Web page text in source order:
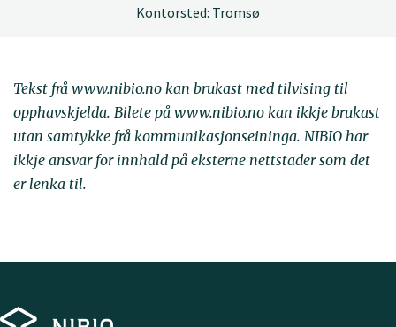
Kontorsted: Tromsø
Tekst frå www.nibio.no kan brukast med tilvising til
opphavskjelda. Bilete på www.nibio.no kan ikkje brukast
utan samtykke frå kommunikasjonseininga. NIBIO har
ikkje ansvar for innhald på eksterne nettstader som det
er lenka til.